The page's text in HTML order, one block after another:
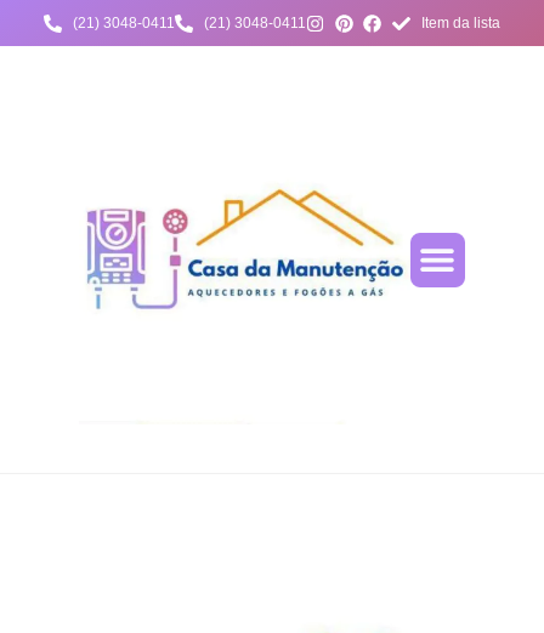
(21) 3048-0411 (21) 3048-0411 Item da lista